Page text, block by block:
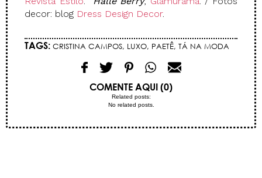
decor: blog Dress Design Decor.
TAGS: CRISTINA CAMPOS, LUXO, PAETÊ, TÁ NA MODA
COMENTE AQUI (0)
Related posts:
No related posts.